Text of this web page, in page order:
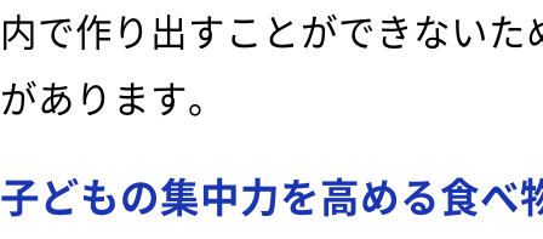
内で作り出すことができない
があります。
子どもの集中力を高める食べ